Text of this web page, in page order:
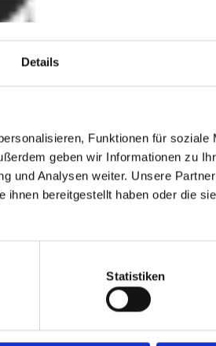
Details
Funktionen für soziale
geben wir Informationen zu
und Analysen weiter. Unsere
bereitgestellt haben oder die
Statistiken